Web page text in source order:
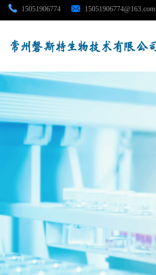
15051906774 15051906774@163.com
公司首页
公司介绍
公司动态
产品展厅
联系方式